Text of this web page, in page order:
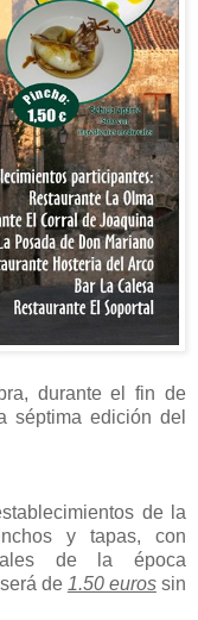
durante el fin de
séptima edición del
de la
y tapas, con
de la época
de 1.50 eurossin